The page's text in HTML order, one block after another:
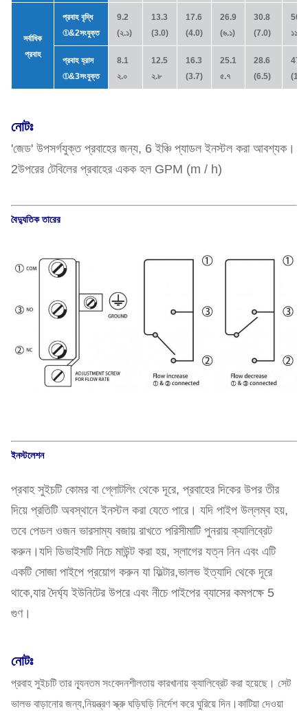
সর্বাধিক
প্রবাহ
প্রবাহ বৃদ্ধি
①&2সংযুক্ত
9.2
(২.১)
13.3
(3.0)
17.6
(4.0)
26.9
(৬.১)
30.8
(7.0)
50.2
১১.৪
প্রবাহ হ্রাস
①&3সংযুক্ত
8.1
২.০
12.5
২.৮
16.3
(3.7)
25.1
৫.৭
28.6
(6.5)
47.1
নোটঃ
'জেড' উপসর্গযুক্ত প্রবাহের জন্য, 6 ইঞ্চি প্যাডল ইনস্টল করা আবশ্যক।
2উপরের টেবিলের প্রবাহের একক হল GPM (m / h)
বৈদ্যুতিক তারের
ইনস্টলেশন
প্রবাহ সুইচটি কোমর বা গ্লোটলিং থেকে দূরে, প্রবাহের দিকের উপর তীর
দিয়ে প্রতিটি অবস্থানে ইনস্টল করা যেতে পারে। যদি পাইপ উল্লম্ব হয়,
তবে পেডল ওজন ভারসাম্য বজায় রাখতে পরিসীমাটি পুনরায় ক্যালিব্রেট
করুন।যদি ডিভাইসটি নিচে মাউন্ট করা হয়, স্লাগের যত্ন নিন এবং এটি
একটি সোজা পাইপে প্রয়োগ করুন যা ফিল্টার,ভালভ ইত্যাদি থেকে দূরে
থাকে,যার দৈর্ঘ্য ইউনিটের উপরে এবং নীচে পাইপের ব্যাসের কমপক্ষে 5
গুণ।
নোটঃ
প্রবাহ সুইচটি তার ন্যূনতম সংবেদনশীলতায় কারখানায় ক্যালিব্রেট করা হয়েছে। সেট
ভালভ বাড়ানোর জন্য,নিয়ন্ত্রণ স্ক্রু ঘড়িঘড়ি নির্দেশ করে ঘুরিয়ে দিন।কাটিয়া দেওয়া